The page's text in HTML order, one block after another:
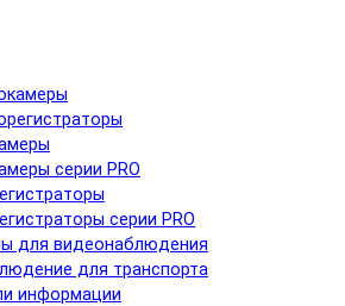
серии PRO
серии PRO
для видеонаблюдения
для транспорта
информации